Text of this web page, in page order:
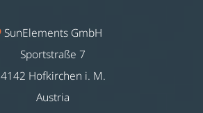
SunElements GmbH
Sportstraße 7
4142 Hofkirchen i. M.
Austria